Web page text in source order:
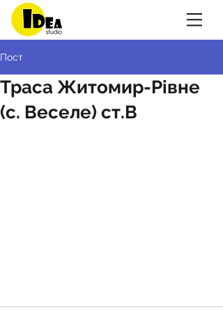
Пост
Траса Житомир-Рівне
(с. Веселе) ст.В